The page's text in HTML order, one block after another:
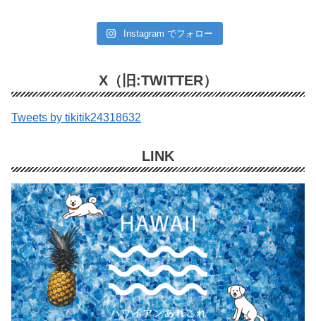
Instagram でフォロー
X（旧:TWITTER）
Tweets by tikitik24318632
LINK